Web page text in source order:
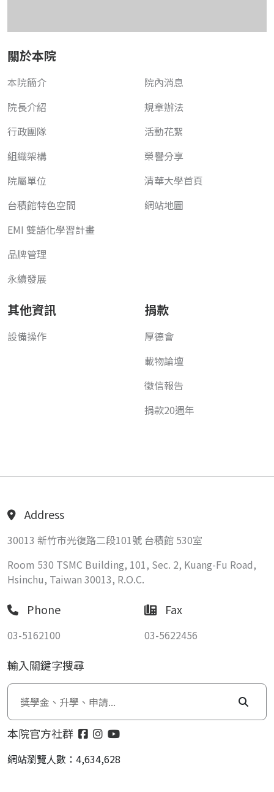
關於本院
本院簡介
院長介紹
行政團隊
組織架構
院屬單位
台積館特色空間
EMI 雙語化學習計畫
品牌管理
永續發展
院內消息
規章辦法
活動花絮
榮譽分享
清華大學首頁
網站地圖
其他資訊
設備操作
捐款
厚德會
載物論壇
徵信報告
捐款20週年
Address
30013 新竹市光復路二段101號 台積館 530室
Room 530 TSMC Building, 101, Sec. 2, Kuang-Fu Road,
Hsinchu, Taiwan 30013, R.O.C.
Phone
03-5162100
Fax
03-5622456
輸入關鍵字搜尋
本院官方社群
網站瀏覽人數：4,634,628